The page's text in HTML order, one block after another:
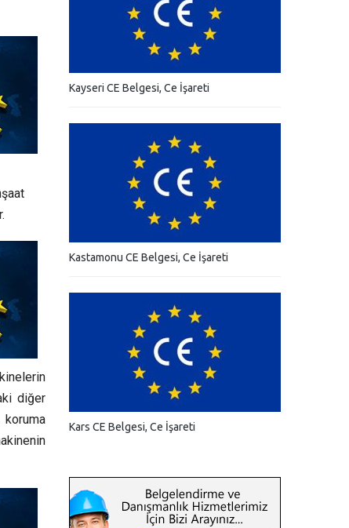
diğer
koruma
Kayseri CE Belgesi, Ce İşareti
Kastamonu CE Belgesi, Ce İşareti
Kars CE Belgesi, Ce İşareti